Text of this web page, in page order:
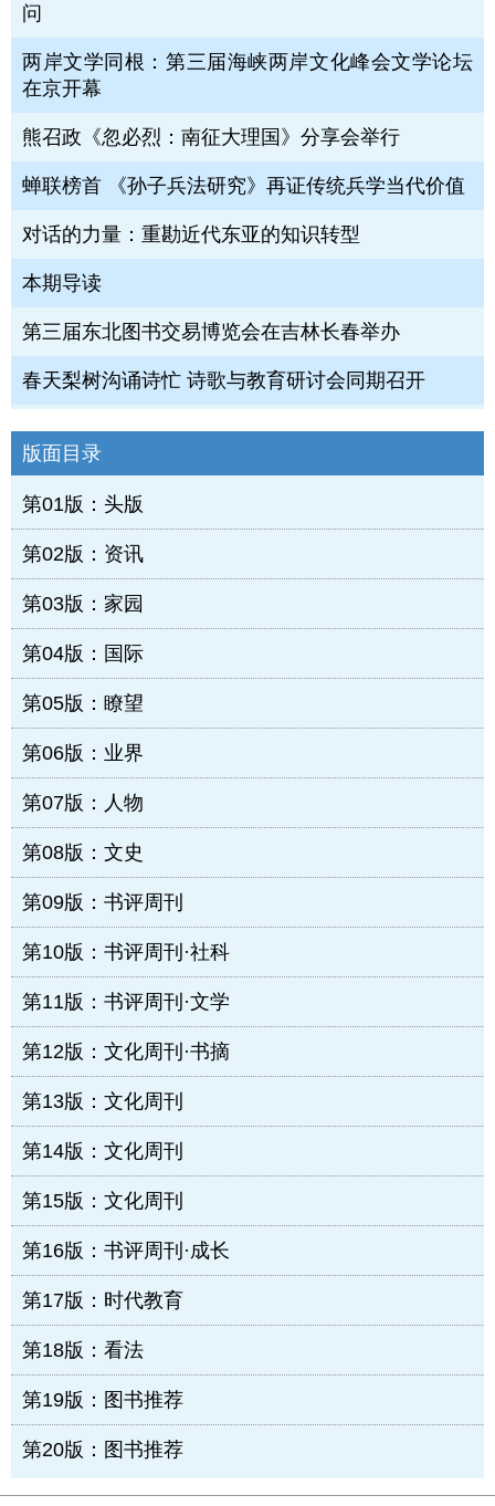
问
两岸文学同根：第三届海峡两岸文化峰会文学论坛
在京开幕
熊召政《忽必烈：南征大理国》分享会举行
蝉联榜首 《孙子兵法研究》再证传统兵学当代价值
对话的力量：重勘近代东亚的知识转型
本期导读
第三届东北图书交易博览会在吉林长春举办
春天梨树沟诵诗忙 诗歌与教育研讨会同期召开
版面目录
第01版：头版
第02版：资讯
第03版：家园
第04版：国际
第05版：瞭望
第06版：业界
第07版：人物
第08版：文史
第09版：书评周刊
第10版：书评周刊·社科
第11版：书评周刊·文学
第12版：文化周刊·书摘
第13版：文化周刊
第14版：文化周刊
第15版：文化周刊
第16版：书评周刊·成长
第17版：时代教育
第18版：看法
第19版：图书推荐
第20版：图书推荐